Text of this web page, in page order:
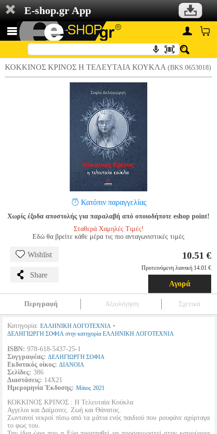
E-shop.gr App
ΚΟΚΚΙΝΟΣ ΚΡΙΝΟΣ Η ΤΕΛΕΥΤΑΙΑ ΚΟΥΚΛΑ (BKS.0653018)
Κατόπιν παραγγελίας
Χωρίς έξοδα αποστολής για παραλαβή από οποιοδήποτε eshop point!
Σταθερά Χαμηλές Τιμές!
Εδώ θα βρείτε κάθε μέρα τις πιο ανταγωνιστικές τιμές
Wishlist
Share
10.51 €
Προτεινόμενη λιανική 14.01 €
Αγορά
Περιγραφή Αξιολόγηση Σχετικά
Κατηγορία: ΕΛΛΗΝΙΚΗ ΛΟΓΟΤΕΧΝΙΑ •
ΔΕΛΗΓΙΩΡΓΗ ΣΟΦΙΑ στην κατηγορία ΕΛΛΗΝΙΚΗ ΛΟΓΟΤΕΧΝΙΑ
ISBN: 978-618-5437-25-1
Συγγραφέας: ΔΕΛΗΓΙΩΡΓΗ ΣΟΦΙΑ
Εκδοτικός οίκος: ΔΙΑΝΟΙΑ
Σελίδες: 386
Διαστάσεις: 14Χ21
Ημερομηνία Έκδοσης: Μάιος 2021
ΚΟΚΚΙΝΟΣ ΚΡΙΝΟΣ : Η Τελευταία Κούκλα
Αγγελοι και Δαίμονες. Ζωή και Θάνατος.
Ζωντανοί νεκροί πίσω από τα μάτια ενός παιδιού που ρουφάνε αχόρταγα
το φως του.